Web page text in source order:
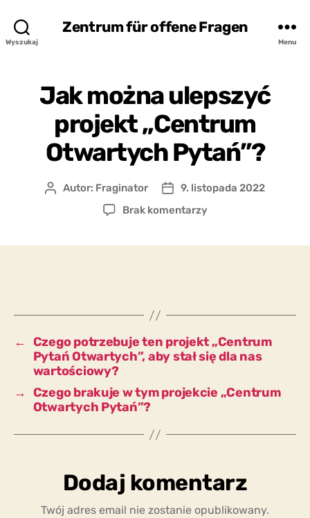
Wyszukaj
Zentrum für offene Fragen
Menu
Jak można ulepszyć
projekt „Centrum
Otwartych Pytań”?
AutorAutor: Fraginator
Data
wpisu
9. listopada 2022
Brak komentarzydo
Pytań”?
← Czego potrzebuje ten projekt „Centrum
Pytań Otwartych”, aby stał się dla nas
wartościowy?
→ Czego brakuje w tym projekcie „Centrum
Otwartych Pytań”?
Dodaj komentarz
Twój adres email nie zostanie opublikowany.